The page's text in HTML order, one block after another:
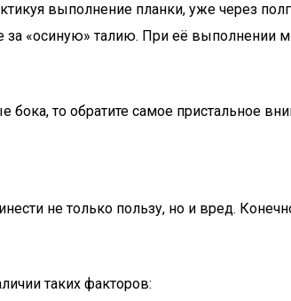
выполнение планки, уже через
«осиную» талию. При её выполнении
то обратите самое пристальное
не только пользу, но и вред.
таких факторов: